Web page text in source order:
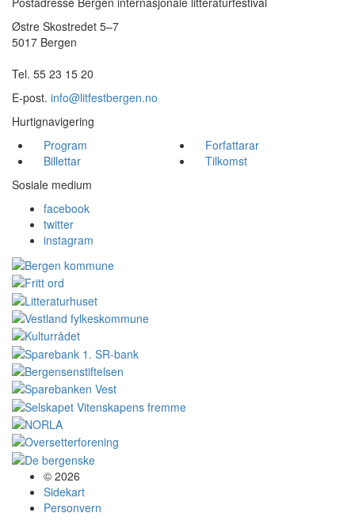
Østre Skostredet 5–7
5017 Bergen
Tel. 55 23 15 20
E-post. info@litfestbergen.no
Hurtignavigering
Program
Forfattarar
Billettar
Tilkomst
Sosiale medium
facebook
twitter
instagram
© 2026
Sidekart
Personvern